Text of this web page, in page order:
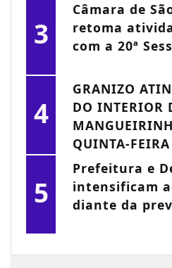
3
Câmara de
retoma
com a 20ª
4
GRANIZO
DO INTERIOR
QUINTA-FEIRA
5
Prefeitura e
intensificam
diante da